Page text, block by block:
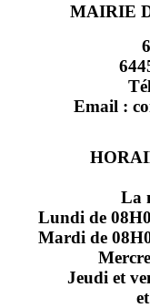
MAIRIE
Email :
La
Lundi de
Mardi de
Jeudi et